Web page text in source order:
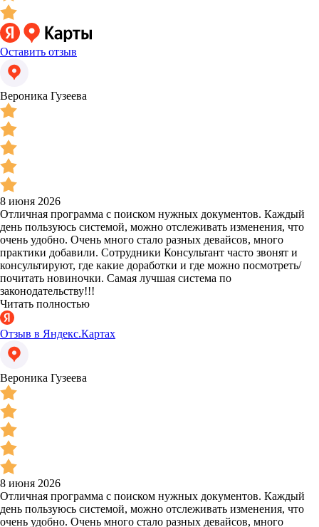
Оставить отзыв
Вероника Гузеева
8 июня 2026
Отличная программа с поиском нужных документов. Каждый
день пользуюсь системой, можно отслеживать изменения, что
очень удобно. Очень много стало разных девайсов, много
практики добавили. Сотрудники Консультант часто звонят и
консультируют, где какие доработки и где можно посмотреть/
почитать новиночки. Самая лучшая система по
законодательству!!!
Читать полностью
Отзыв в Яндекс.Картах
Вероника Гузеева
8 июня 2026
Отличная программа с поиском нужных документов. Каждый
день пользуюсь системой, можно отслеживать изменения, что
очень удобно. Очень много стало разных девайсов, много